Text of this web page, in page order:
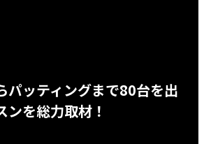
パッティングまで80台を出
ンを総力取材！